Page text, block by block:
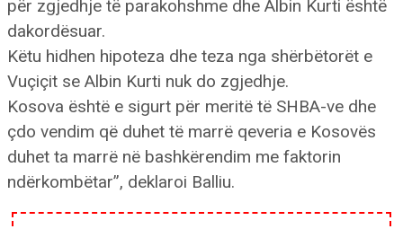
për zgjedhje të parakohshme dhe Albin Kurti është
dakordësuar.
Këtu hidhen hipoteza dhe teza nga shërbëtorët e
Vuçiçit se Albin Kurti nuk do zgjedhje.
Kosova është e sigurt për meritë të SHBA-ve dhe
çdo vendim që duhet të marrë qeveria e Kosovës
duhet ta marrë në bashkërendim me faktorin
ndërkombëtar”, deklaroi Balliu.